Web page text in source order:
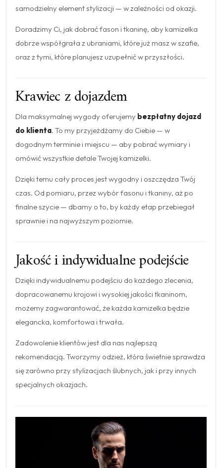
samodzielny element stylizacji — w zależności od okazji.
Doradzimy Ci, jak dobrać fason i tkaninę, aby kamizelka
dobrze współgrała z ubraniami, które już masz w szafie,
oraz z tymi, które planujesz uzupełnić w przyszłości.
Krawiec z dojazdem
Dla maksymalnej wygody oferujemy bezpłatny dojazd
do klienta. To my przyjeżdżamy do Ciebie — w
dogodnym terminie i miejscu — aby pobrać wymiary i
omówić wszystkie detale Twojej kamizelki.
Dzięki temu cały proces jest wygodny i oszczędza Twój
czas. Od pomiaru, przez wybór fasonu i tkaniny, aż po
finalne szycie — dbamy o to, by każdy etap przebiegał
sprawnie i na najwyższym poziomie.
Jakość i indywidualne podejście
Dzięki indywidualnemu podejściu do każdego zlecenia,
dopracowanemu krojowi i wysokiej jakości tkaninom,
możemy zagwarantować, że każda kamizelka będzie
elegancka, komfortowa i trwała.
Zadowolenie klientów jest dla nas najlepszą
rekomendacją. Tworzymy odzież, która świetnie sprawdza
się zarówno przy stylizacjach ślubnych, jak i przy innych
specjalnych okazjach.